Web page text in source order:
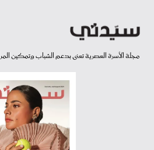
مجلة الأسرة العصرية تعنى بدعم الشباب وتمكين